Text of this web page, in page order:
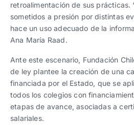
retroalimentación de sus prácticas.
sometidos a presión por distintas
hace un uso adecuado de la
Ana María Raad.
Ante este escenario, Fundación
de ley plantee la creación de una
financiada por el Estado, que se
todos los colegios con
etapas de avance, asociadas a
salariales.